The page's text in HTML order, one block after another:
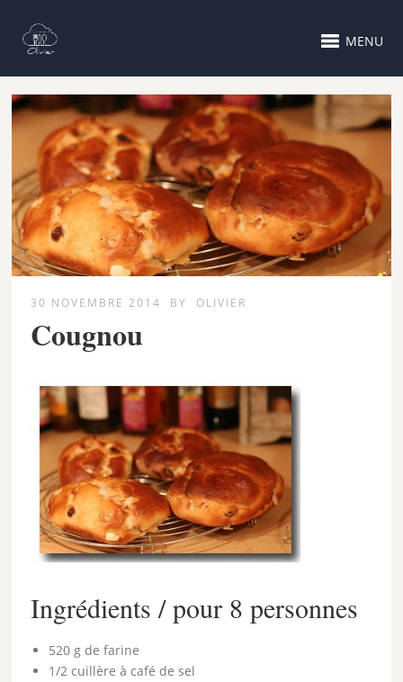
MENU
30 NOVEMBRE 2014 BY OLIVIER
Cougnou
Ingrédients / pour 8 personnes
520 g de farine
1/2 cuillère à café de sel